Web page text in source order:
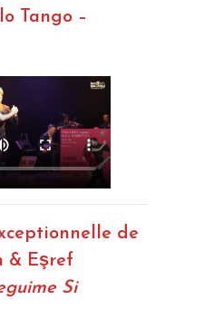
Tango –
de
& Eşref
Si